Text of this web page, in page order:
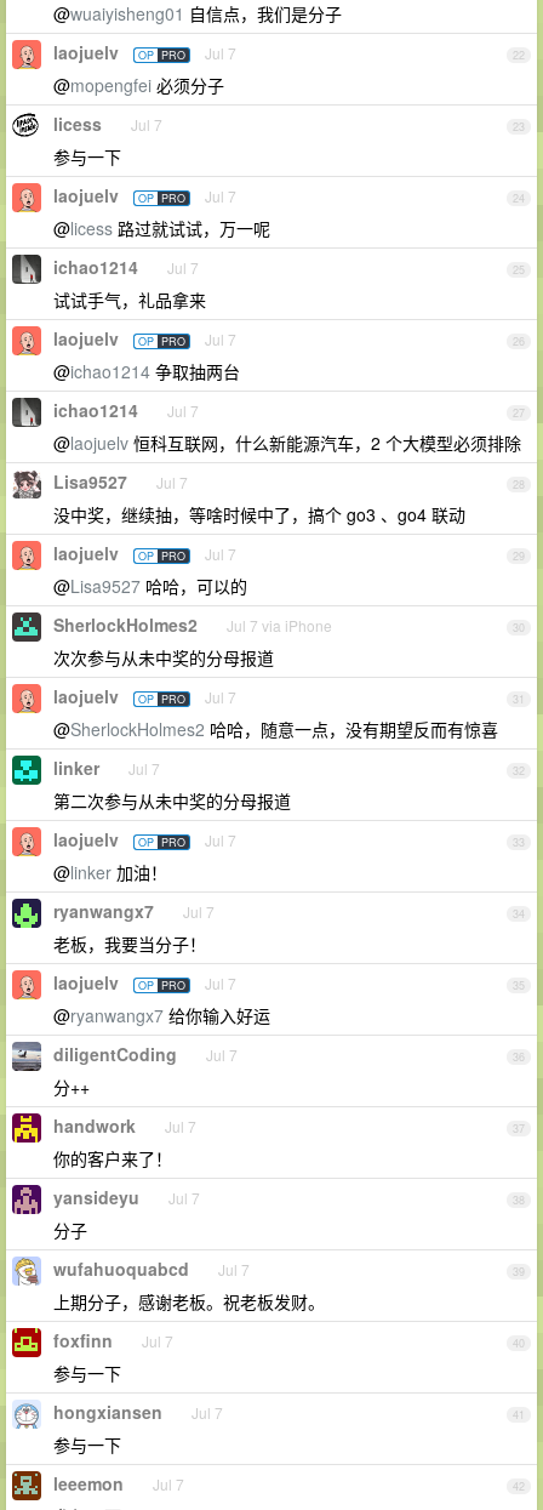
@wuaiyisheng01 自信点，我们是分子
22
laojuelv OP PRO Jul 7
@mopengfei 必须分子
23
licess Jul 7
参与一下
24
laojuelv OP PRO Jul 7
@licess 路过就试试，万一呢
25
ichao1214 Jul 7
试试手气，礼品拿来
26
laojuelv OP PRO Jul 7
@ichao1214 争取抽两台
27
ichao1214 Jul 7
@laojuelv 恒科互联网，什么新能源汽车，2 个大模型必须排除
28
Lisa9527 Jul 7
没中奖，继续抽，等啥时候中了，搞个 go3 、go4 联动
29
laojuelv OP PRO Jul 7
@Lisa9527 哈哈，可以的
30
SherlockHolmes2 Jul 7 via iPhone
次次参与从未中奖的分母报道
31
laojuelv OP PRO Jul 7
@SherlockHolmes2 哈哈，随意一点，没有期望反而有惊喜
32
linker Jul 7
第二次参与从未中奖的分母报道
33
laojuelv OP PRO Jul 7
@linker 加油！
34
ryanwangx7 Jul 7
老板，我要当分子！
35
laojuelv OP PRO Jul 7
@ryanwangx7 给你输入好运
36
diligentCoding Jul 7
分++
37
handwork Jul 7
你的客户来了！
38
yansideyu Jul 7
分子
39
wufahuoquabcd Jul 7
上期分子，感谢老板。祝老板发财。
40
foxfinn Jul 7
参与一下
41
hongxiansen Jul 7
参与一下
42
leeemon Jul 7